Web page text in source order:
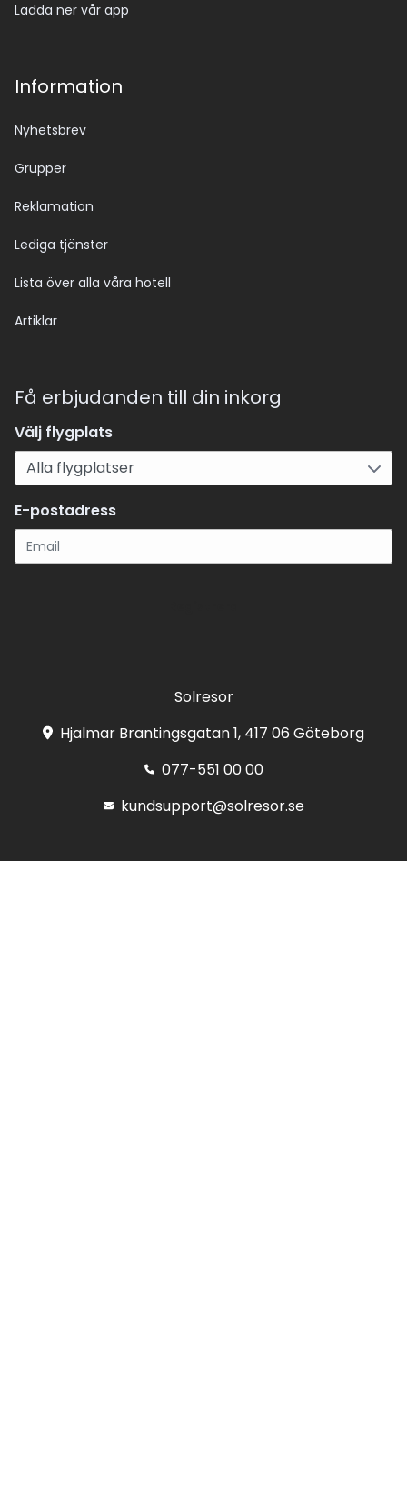
Ladda ner vår app
Information
Nyhetsbrev
Grupper
Reklamation
Lediga tjänster
Lista över alla våra hotell
Artiklar
Få erbjudanden till din inkorg
Välj flygplats
E-postadress
Solresor
Hjalmar Brantingsgatan 1, 417 06 Göteborg
077-551 00 00
kundsupport@solresor.se